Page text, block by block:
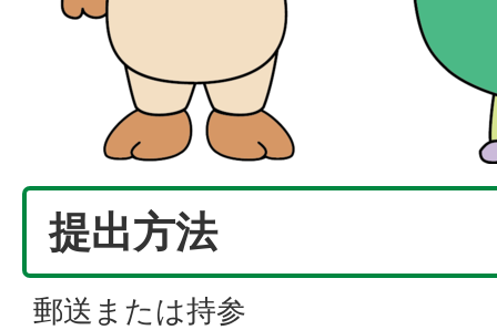
提出方法
郵送または持参